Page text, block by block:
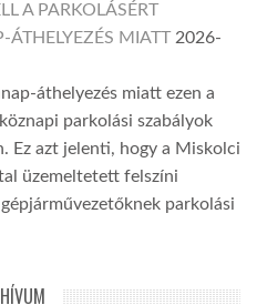
A PARKOLÁSÉRT
MIATT 2026-
áthelyezés miatt ezen a
parkolási szabályok
Ez azt jelenti, hogy a Miskolci
üzemeltetett felszíni
parkolási